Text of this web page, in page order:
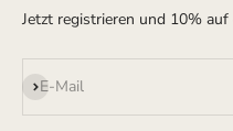
Jetzt registrieren und 10%
E-Mail
Abonnieren